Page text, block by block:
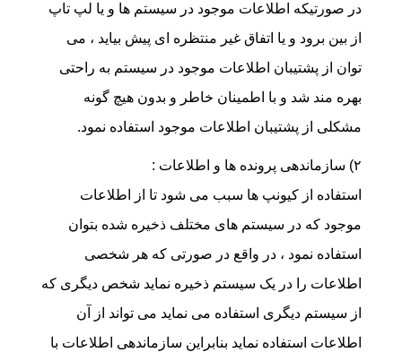
در صورتیکه اطلاعات موجود در سیستم ها و یا لپ تاپ
از بین برود و یا اتفاق غیر منتظره ای پیش بیاید ، می
توان از پشتیبان اطلاعات موجود در سیستم به راحتی
بهره مند شد و با اطمینان خاطر و بدون هیچ گونه
مشکلی از پشتیبان اطلاعات موجود استفاده نمود.
۲) سازماندهی پرونده ها و اطلاعات :
استفاده از کیونپ ها سبب می شود تا از اطلاعات
موجود که در سیستم های مختلف ذخیره شده بتوان
استفاده نمود ، در واقع در صورتی که هر شخصی
اطلاعات را در یک سیستم ذخیره نماید شخص دیگری که
از سیستم دیگری استفاده می نماید می تواند از آن
اطلاعات استفاده نماید بنابراین سازماندهی اطلاعات با